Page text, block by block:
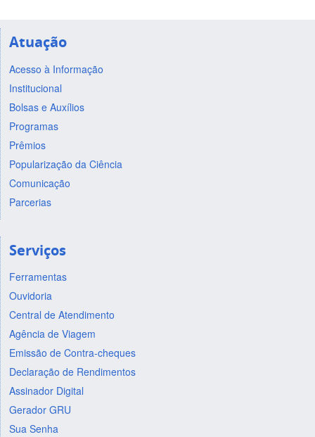
Atuação
Acesso à Informação
Institucional
Bolsas e Auxílios
Programas
Prêmios
Popularização da Ciência
Comunicação
Parcerias
Serviços
Ferramentas
Ouvidoria
Central de Atendimento
Agência de Viagem
Emissão de Contra-cheques
Declaração de Rendimentos
Assinador Digital
Gerador GRU
Sua Senha